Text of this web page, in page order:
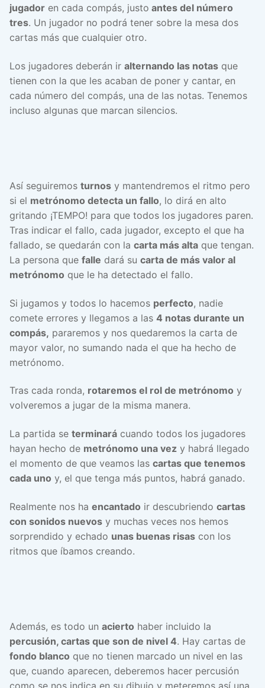
jugador en cada compás, justo antes del número
tres. Un jugador no podrá tener sobre la mesa dos
cartas más que cualquier otro.
Los jugadores deberán ir alternando las notas que
tienen con la que les acaban de poner y cantar, en
cada número del compás, una de las notas. Tenemos
incluso algunas que marcan silencios.
Así seguiremos turnos y mantendremos el ritmo pero
si el metrónomo detecta un fallo, lo dirá en alto
gritando ¡TEMPO! para que todos los jugadores paren.
Tras indicar el fallo, cada jugador, excepto el que ha
fallado, se quedarán con la carta más alta que tengan.
La persona que falle dará su carta de más valor al
metrónomo que le ha detectado el fallo.
Si jugamos y todos lo hacemos perfecto, nadie
comete errores y llegamos a las 4 notas durante un
compás, pararemos y nos quedaremos la carta de
mayor valor, no sumando nada el que ha hecho de
metrónomo.
Tras cada ronda, rotaremos el rol de metrónomo y
volveremos a jugar de la misma manera.
La partida se terminará cuando todos los jugadores
hayan hecho de metrónomo una vez y habrá llegado
el momento de que veamos las cartas que tenemos
cada uno y, el que tenga más puntos, habrá ganado.
Realmente nos ha encantado ir descubriendo cartas
con sonidos nuevos y muchas veces nos hemos
sorprendido y echado unas buenas risas con los
ritmos que íbamos creando.
Además, es todo un acierto haber incluido la
percusión, cartas que son de nivel 4. Hay cartas de
fondo blanco que no tienen marcado un nivel en las
que, cuando aparecen, deberemos hacer percusión